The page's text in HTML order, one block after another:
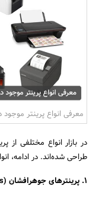
معرفی انواع پرینتر موجود
در بازار انواع مختلفی از
طراحی شده‌اند. در ادامه،
1. پرینترهای جوهرافشان (Inkjet Printers)